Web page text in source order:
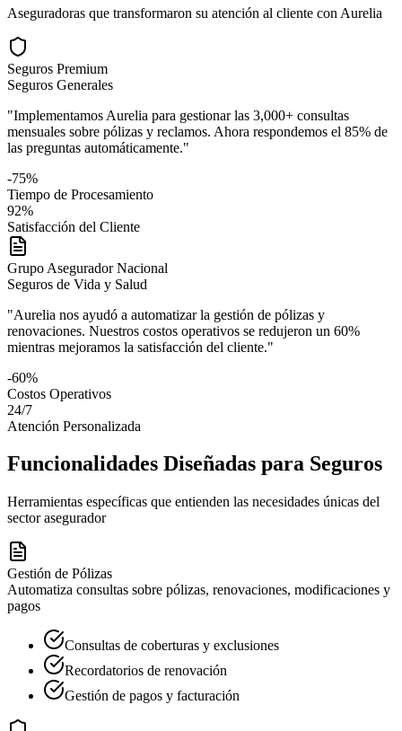
Aseguradoras que transformaron su atención al cliente con Aurelia
Seguros Premium
Seguros Generales
"Implementamos Aurelia para gestionar las 3,000+ consultas
mensuales sobre pólizas y reclamos. Ahora respondemos el 85% de
las preguntas automáticamente."
-75%
Tiempo de Procesamiento
92%
Satisfacción del Cliente
Grupo Asegurador Nacional
Seguros de Vida y Salud
"Aurelia nos ayudó a automatizar la gestión de pólizas y
renovaciones. Nuestros costos operativos se redujeron un 60%
mientras mejoramos la satisfacción del cliente."
-60%
Costos Operativos
24/7
Atención Personalizada
Funcionalidades Diseñadas para Seguros
Herramientas específicas que entienden las necesidades únicas del
sector asegurador
Gestión de Pólizas
Automatiza consultas sobre pólizas, renovaciones, modificaciones y
pagos
Consultas de coberturas y exclusiones
Recordatorios de renovación
Gestión de pagos y facturación